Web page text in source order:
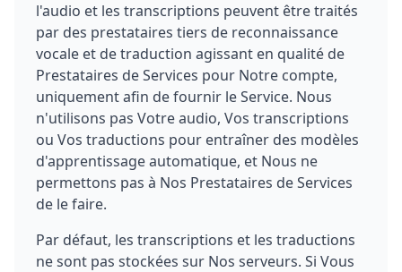
l'audio et les transcriptions peuvent être traités
par des prestataires tiers de reconnaissance
vocale et de traduction agissant en qualité de
Prestataires de Services pour Notre compte,
uniquement afin de fournir le Service. Nous
n'utilisons pas Votre audio, Vos transcriptions
ou Vos traductions pour entraîner des modèles
d'apprentissage automatique, et Nous ne
permettons pas à Nos Prestataires de Services
de le faire.
Par défaut, les transcriptions et les traductions
ne sont pas stockées sur Nos serveurs. Si Vous